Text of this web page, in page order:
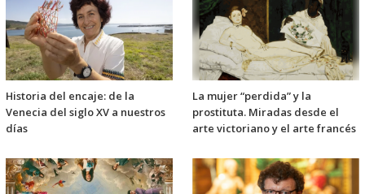
Historia del encaje: de la
Venecia del siglo XV a nuestros
días
La mujer “perdida” y la
prostituta. Miradas desde el
arte victoriano y el arte francés